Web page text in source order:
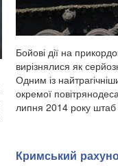
Бойові дії на
вирізнялися як
Одним із
окремої
липня 2014 року
​Кримський